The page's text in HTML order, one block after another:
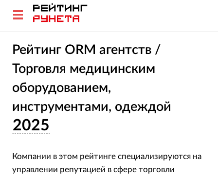
Рейтинг ORM агентств /
Торговля медицинским
оборудованием,
инструментами, одеждой
2025
Компании в этом рейтинге специализируются на
управлении репутацией в сфере торговли